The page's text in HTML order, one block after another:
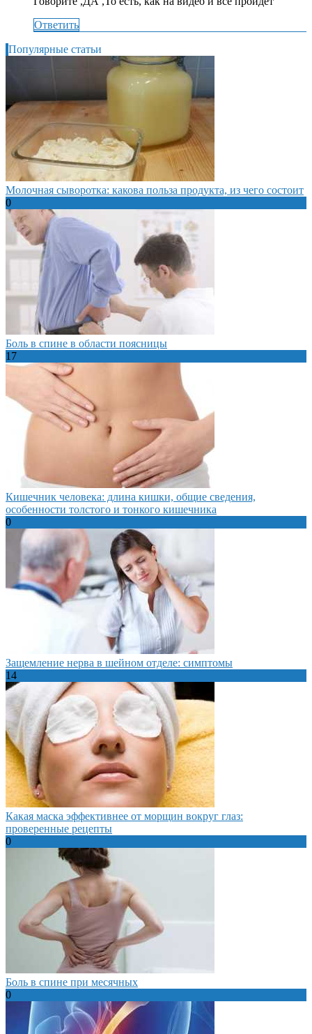
Ответить
Популярные статьи
Молочная сыворотка: какова польза продукта, из чего состоит
0
Боль в спине в области поясницы
17
Кишечник человека: длина кишки, общие сведения,
особенности толстого и тонкого кишечника
0
Защемление нерва в шейном отделе: симптомы
14
Какая маска эффективнее от морщин вокруг глаз:
проверенные рецепты
0
Боль в спине при месячных
0